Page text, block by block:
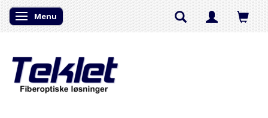
Skifte navigation
Menu